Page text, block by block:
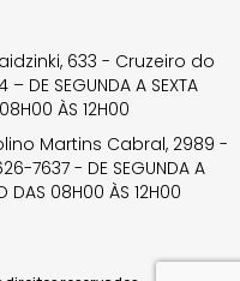
633 - Cruzeiro do
DE SEGUNDA A SEXTA
ÀS 12H00
Martins Cabral, 2989 -
7637 - DE SEGUNDA A
DAS 08H00 ÀS 12H00